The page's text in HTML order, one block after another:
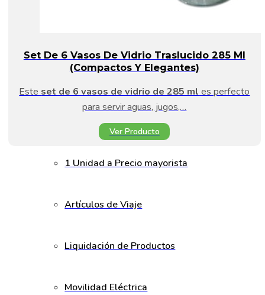
Set De 6 Vasos De Vidrio Traslucido 285 Ml
(Compactos Y Elegantes)
Este set de 6 vasos de vidrio de 285 ml es perfecto
para servir aguas, jugos,…
Ver Producto
1 Unidad a Precio mayorista
Artículos de Viaje
Liquidación de Productos
Movilidad Eléctrica